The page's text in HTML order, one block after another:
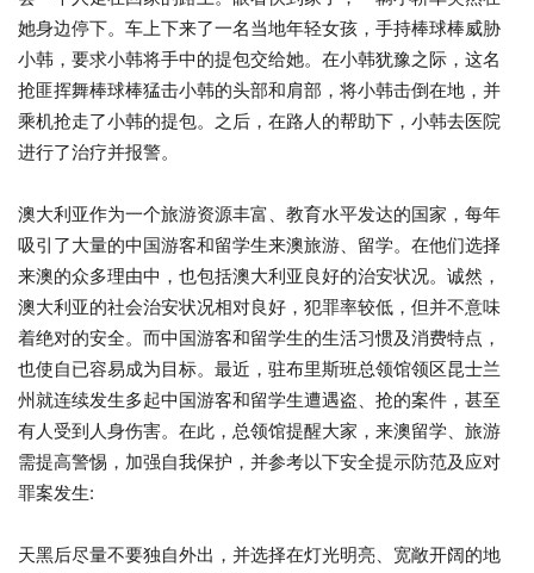
她身边停下。车上下来了一名当地年轻女孩，手持棒球棒威胁
小韩，要求小韩将手中的提包交给她。在小韩犹豫之际，这名
抢匪挥舞棒球棒猛击小韩的头部和肩部，将小韩击倒在地，并
乘机抢走了小韩的提包。之后，在路人的帮助下，小韩去医院
进行了治疗并报警。
澳大利亚作为一个旅游资源丰富、教育水平发达的国家，每年
吸引了大量的中国游客和留学生来澳旅游、留学。在他们选择
来澳的众多理由中，也包括澳大利亚良好的治安状况。诚然，
澳大利亚的社会治安状况相对良好，犯罪率较低，但并不意味
着绝对的安全。而中国游客和留学生的生活习惯及消费特点，
也使自已容易成为目标。最近，驻布里斯班总领馆领区昆士兰
州就连续发生多起中国游客和留学生遭遇盗、抢的案件，甚至
有人受到人身伤害。在此，总领馆提醒大家，来澳留学、旅游
需提高警惕，加强自我保护，并参考以下安全提示防范及应对
罪案发生:
天黑后尽量不要独自外出，并选择在灯光明亮、宽敞开阔的地